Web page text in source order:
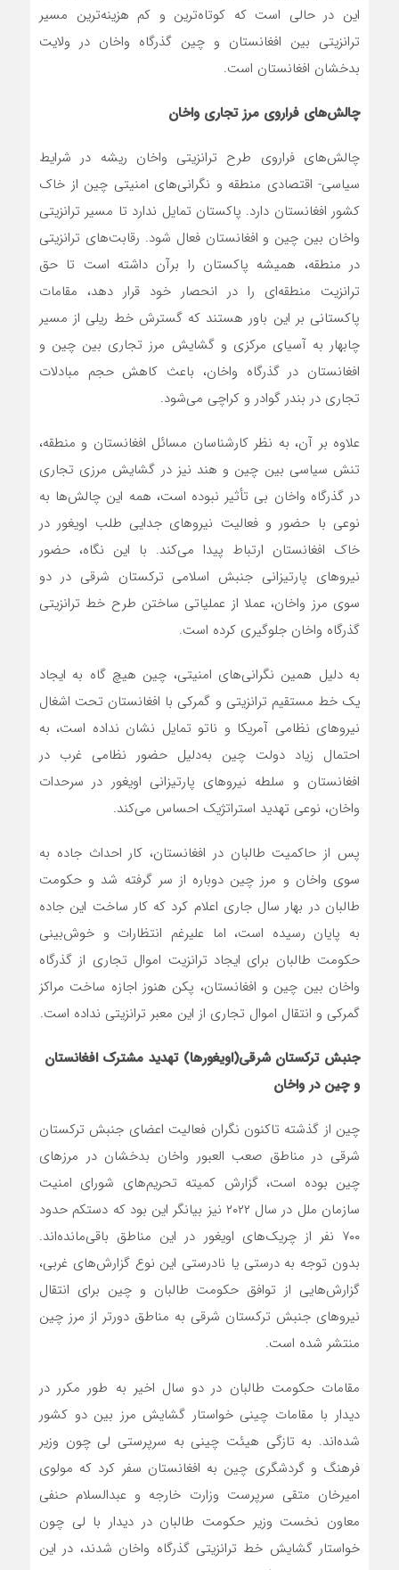
این در حالی است که کوتاه‌ترین و کم هزینه‌ترین مسیر
ترانزیتی بین افغانستان و چین گذرگاه واخان در ولایت
بدخشان افغانستان است.
چالش‌های فراروی مرز تجاری واخان
چالش‌های فراروی طرح ترانزیتی واخان ریشه در شرایط
سیاسی- اقتصادی منطقه و نگرانی‌های امنیتی چین از خاک
کشور افغانستان دارد. پاکستان تمایل ندارد تا مسیر ترانزیتی
واخان بین چین و افغانستان فعال شود. رقابت‌های ترانزیتی
در منطقه، همیشه پاکستان را برآن داشته است تا حق
ترانزیت منطقه‌ای را در انحصار خود قرار دهد، مقامات
پاکستانی بر این باور هستند که گسترش خط ریلی از مسیر
چابهار به آسیای مرکزی و گشایش مرز تجاری بین چین و
افغانستان در گذرگاه واخان، باعث کاهش حجم مبادلات
تجاری در بندر گوادر و کراچی می‌شود.
علاوه بر آن، به نظر کارشناسان مسائل افغانستان و منطقه،
تنش سیاسی بین چین و هند نیز در گشایش مرزی تجاری
در گذرگاه واخان بی تأثیر نبوده است، همه این چالش‌ها به
نوعی با حضور و فعالیت نیروهای جدایی طلب اویغور در
خاک افغانستان ارتباط پیدا می‌کند. با این نگاه، حضور
نیروهای پارتیزانی جنبش اسلامی ترکستان شرقی در دو
سوی مرز واخان، عملا از عملیاتی ساختن طرح خط ترانزیتی
گذرگاه واخان جلوگیری کرده است.
به دلیل همین نگرانی‌های امنیتی، چین هیچ گاه به ایجاد
یک خط مستقیم ترانزیتی و گمرکی با افغانستان تحت اشغال
نیروهای نظامی آمریکا و ناتو تمایل نشان نداده است، به
احتمال زیاد دولت چین به‌دلیل حضور نظامی غرب در
افغانستان و سلطه نیروهای پارتیزانی اویغور در سرحدات
واخان، نوعی تهدید استراتژیک احساس می‌کند.
پس از حاکمیت طالبان در افغانستان، کار احداث جاده به
سوی واخان و مرز چین دوباره از سر گرفته شد و حکومت
طالبان در بهار سال جاری اعلام کرد که کار ساخت این جاده
به پایان رسیده است، اما علیرغم انتظارات و خوش‌بینی
حکومت طالبان برای ایجاد ترانزیت اموال تجاری از گذرگاه
واخان بین چین و افغانستان، پکن هنوز اجازه ساخت مراکز
گمرکی و انتقال اموال تجاری از این معبر ترانزیتی نداده است.
جنبش ترکستان شرقی(اویغورها) تهدید مشترک افغانستان
و چین در واخان
چین از گذشته تاکنون نگران فعالیت اعضای جنبش ترکستان
شرقی در مناطق صعب العبور واخان بدخشان در مرزهای
چین بوده است، گزارش‌ کمیته تحریم‌های شورای امنیت
سازمان ملل در سال ۲۰۲۲ نیز بیانگر این بود که دستکم حدود
۷۰۰ نفر از چریک‌های اویغور در این مناطق باقی‌مانده‌اند.
بدون توجه به درستی یا نادرستی این نوع گزارش‌های غربی،
گزارش‌هایی از توافق حکومت طالبان و چین برای انتقال
نیروهای جنبش ترکستان شرقی به مناطق دورتر از مرز چین
منتشر شده است.
مقامات حکومت طالبان در دو سال اخیر به طور مکرر در
دیدار با مقامات چینی خواستار گشایش مرز بین دو کشور
شده‌اند. به تازگی هیئت چینی به سرپرستی لی چون وزیر
فرهنگ و گردشگری چین به افغانستان سفر کرد که مولوی
امیرخان متقی سرپرست وزارت خارجه و عبدالسلام حنفی
معاون نخست وزیر حکومت طالبان در دیدار با لی چون
خواستار گشایش خط ترانزیتی گذرگاه واخان شدند، در این